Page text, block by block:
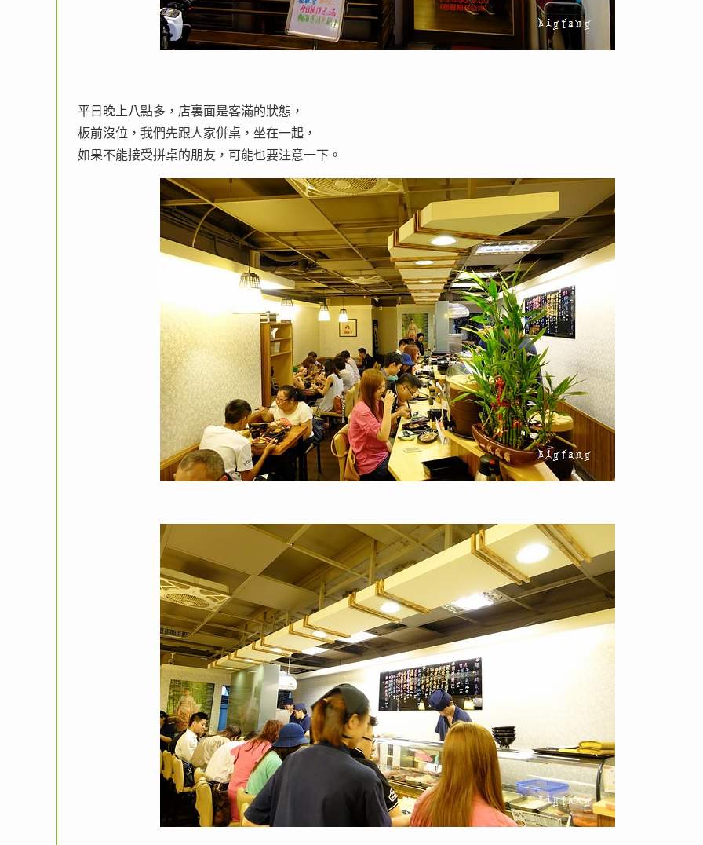
平日晚上八點多，店裏面是客滿的狀態，
板前沒位，我們先跟人家併桌，坐在一起，
如果不能接受拼桌的朋友，可能也要注意一下。